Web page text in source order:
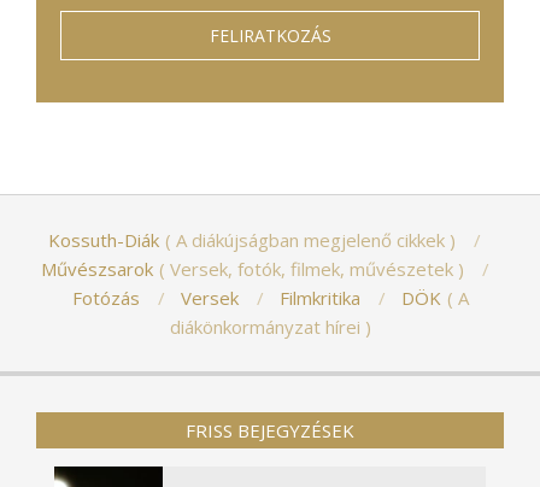
Kossuth-Diák
A diákújságban megjelenő cikkek
Művészsarok
Versek, fotók, filmek, művészetek
Fotózás
Versek Filmkritika DÖK
A
diákönkormányzat hírei
FRISS BEJEGYZÉSEK